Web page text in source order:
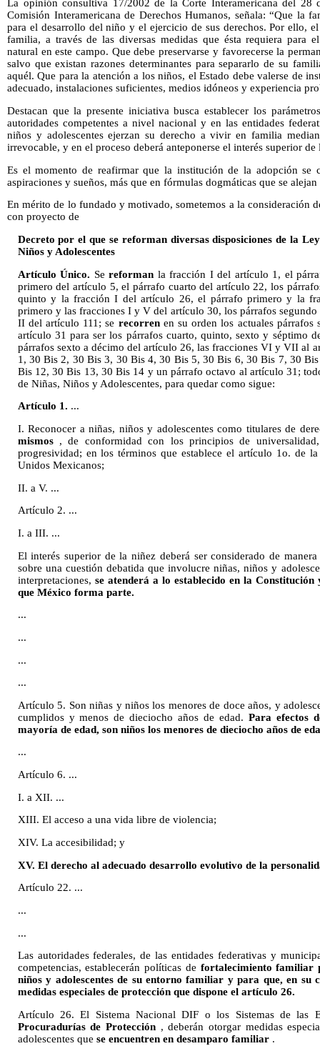
La opinión consultiva 17/2002 de la Corte Interamericana del 28
Comisión Interamericana de Derechos Humanos, señala: “Que la
para el desarrollo del niño y el ejercicio de sus derechos. Por ello,
familia, a través de las diversas medidas que ésta requiera para
natural en este campo. Que debe preservarse y favorecerse la
salvo que existan razones determinantes para separarlo de su
aquél. Que para la atención a los niños, el Estado debe valerse de
adecuado, instalaciones suficientes, medios idóneos y experiencia
Destacan que la presente iniciativa busca establecer los
autoridades competentes a nivel nacional y en las entidades
niños y adolescentes ejerzan su derecho a vivir en familia
irrevocable, y en el proceso deberá anteponerse el interés superior de
Es el momento de reafirmar que la institución de la adopción se
aspiraciones y sueños, más que en fórmulas dogmáticas que se
En mérito de lo fundado y motivado, sometemos a la consideración
con proyecto de
Decreto por el que se reforman diversas disposiciones de la
Niños y Adolescentes
Artículo Único. Sereforman la fracción I del artículo 1, el
primero del artículo 5, el párrafo cuarto del artículo 22, los
quinto y la fracción I del artículo 26, el párrafo primero y la
primero y las fracciones I y V del artículo 30, los párrafos
II del artículo 111; se recorrenen su orden los actuales párrafos
artículo 31 para ser los párrafos cuarto, quinto, sexto y séptimo
párrafos sexto a décimo del artículo 26, las fracciones VI y VII al
1, 30 Bis 2, 30 Bis 3, 30 Bis 4, 30 Bis 5, 30 Bis 6, 30 Bis 7, 30
Bis 12, 30 Bis 13, 30 Bis 14 y un párrafo octavo al artículo 31;
de Niñas, Niños y Adolescentes, para quedar como sigue:
Artículo 1. ...
I. Reconocer a niñas, niños y adolescentes como titulares de
mismos, de conformidad con los principios de
progresividad; en los términos que establece el artículo 1o. de
Unidos Mexicanos;
II. a V. ...
Artículo 2. ...
I. a III. ...
El interés superior de la niñez deberá ser considerado de
sobre una cuestión debatida que involucre niñas, niños y
interpretaciones, se atenderá a lo establecido en la
que México forma parte.
...
...
...
...
Artículo 5. Son niñas y niños los menores de doce años, y
cumplidos y menos de dieciocho años de edad. Para efectos
mayoría de edad, son niños los menores de dieciocho años de
...
Artículo 6. ...
I. a XII. ...
XIII. El acceso a una vida libre de violencia;
XIV. La accesibilidad; y
XV. El derecho al adecuado desarrollo evolutivo de la
Artículo 22. ...
...
...
Las autoridades federales, de las entidades federativas y
competencias, establecerán políticas de fortalecimiento familiar
niños y adolescentes de su entorno familiar y para que, en su
medidas especiales de protección que dispone el artículo 26.
Artículo 26. El Sistema Nacional DIF o los Sistemas de las
Procuradurías de Protección, deberán otorgar medidas
adolescentes que se encuentren en desamparo familiar.